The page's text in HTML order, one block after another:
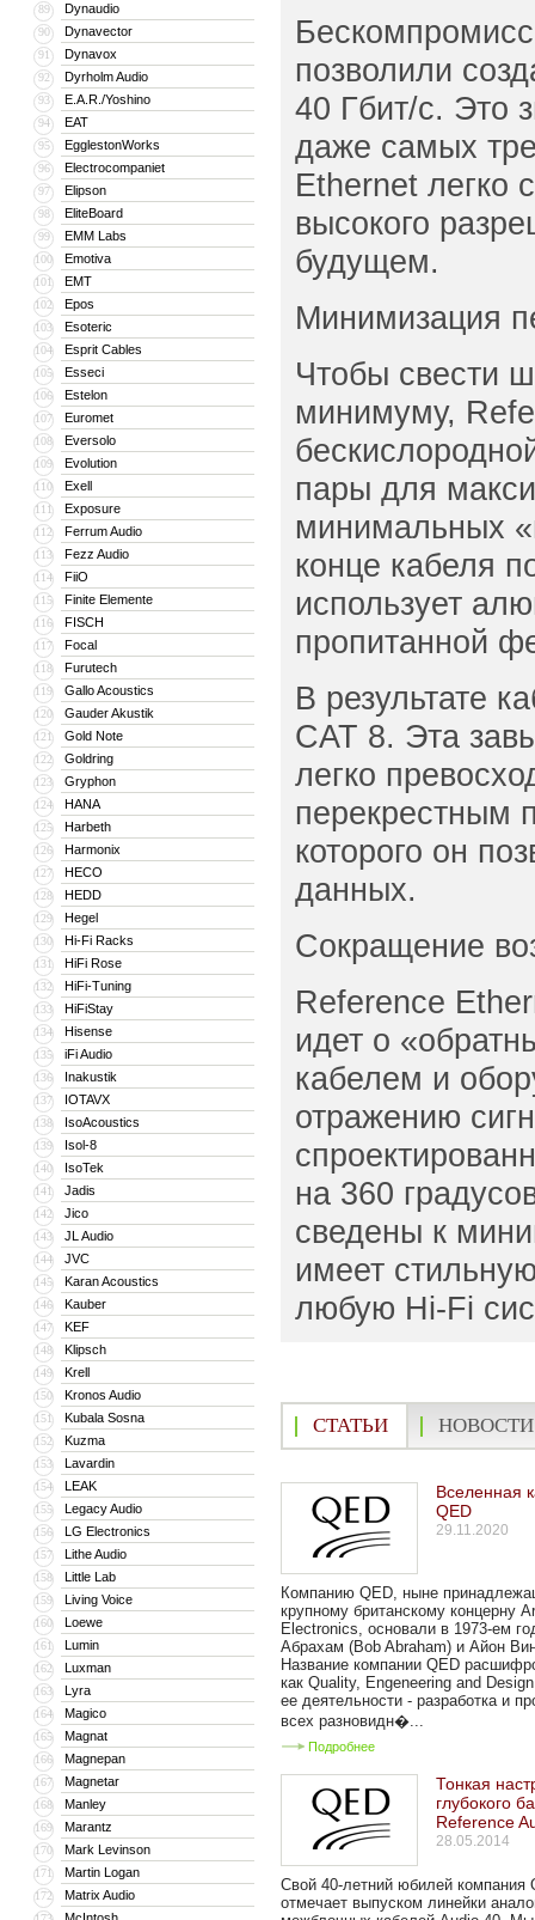
89 Dynaudio
90 Dynavector
91 Dynavox
92 Dyrholm Audio
93 E.A.R./Yoshino
94 EAT
95 EgglestonWorks
96 Electrocompaniet
97 Elipson
98 EliteBoard
99 EMM Labs
100 Emotiva
101 EMT
102 Epos
103 Esoteric
104 Esprit Cables
105 Esseci
106 Estelon
107 Euromet
108 Eversolo
109 Evolution
110 Exell
111 Exposure
112 Ferrum Audio
113 Fezz Audio
114 FiiO
115 Finite Elemente
116 FISCH
117 Focal
118 Furutech
119 Gallo Acoustics
120 Gauder Akustik
121 Gold Note
122 Goldring
123 Gryphon
124 HANA
125 Harbeth
126 Harmonix
127 HECO
128 HEDD
129 Hegel
130 Hi-Fi Racks
131 HiFi Rose
132 HiFi-Tuning
133 HiFiStay
134 Hisense
135 iFi Audio
136 Inakustik
137 IOTAVX
138 IsoAcoustics
139 Isol-8
140 IsoTek
141 Jadis
142 Jico
143 JL Audio
144 JVC
145 Karan Acoustics
146 Kauber
147 KEF
148 Klipsch
149 Krell
150 Kronos Audio
151 Kubala Sosna
152 Kuzma
153 Lavardin
154 LEAK
155 Legacy Audio
156 LG Electronics
157 Lithe Audio
158 Little Lab
159 Living Voice
160 Loewe
161 Lumin
162 Luxman
163 Lyra
164 Magico
165 Magnat
166 Magnepan
167 Magnetar
168 Manley
169 Marantz
170 Mark Levinson
171 Martin Logan
172 Matrix Audio
позволили
40 Гбит/с. Это
даже самых
Ethernet легко
высокого
будущем.
Минимизация
Чтобы свести
минимуму,
пары для
минимальных
конце кабеля
использует
пропитанной
В результате
CAT 8. Эта
легко
перекрестным
которого он
данных.
Сокращение
Reference
идет о
кабелем и
отражению
на 360
сведены к
имеет
любую Hi-Fi
СТАТЬИ НОВОСТИ
Вселенная
QED
29.11.2020
Компанию QED, ныне
крупному британскому концерну
Electronics, основали в 1973-ем
Абрахам (Bob Abraham) и Айон
Название компании QED
как Quality, Engeneering and
ее деятельности - разработка и
всех разновидн�...
Подробнее
Тонкая
глубокого
Reference
28.05.2014
Свой 40-летний юбилей компания
отмечает выпуском линейки